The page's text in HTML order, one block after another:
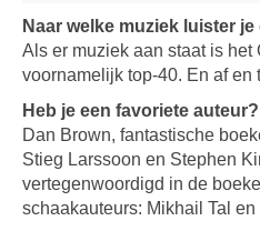
Naar welke muziek luister je
Als er muziek aan staat is het
voornamelijk top-40. En af en
Heb je een favoriete
Dan Brown, fantastische
Stieg Larssoon en Stephen
vertegenwoordigd in de
schaakauteurs: Mikhail Tal